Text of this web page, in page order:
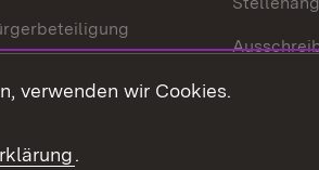
und
verwenden wir Cookies.
.